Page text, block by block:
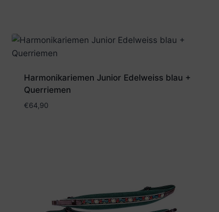
Harmonikariemen Junior Edelweiss blau +
Querriemen
€64,90